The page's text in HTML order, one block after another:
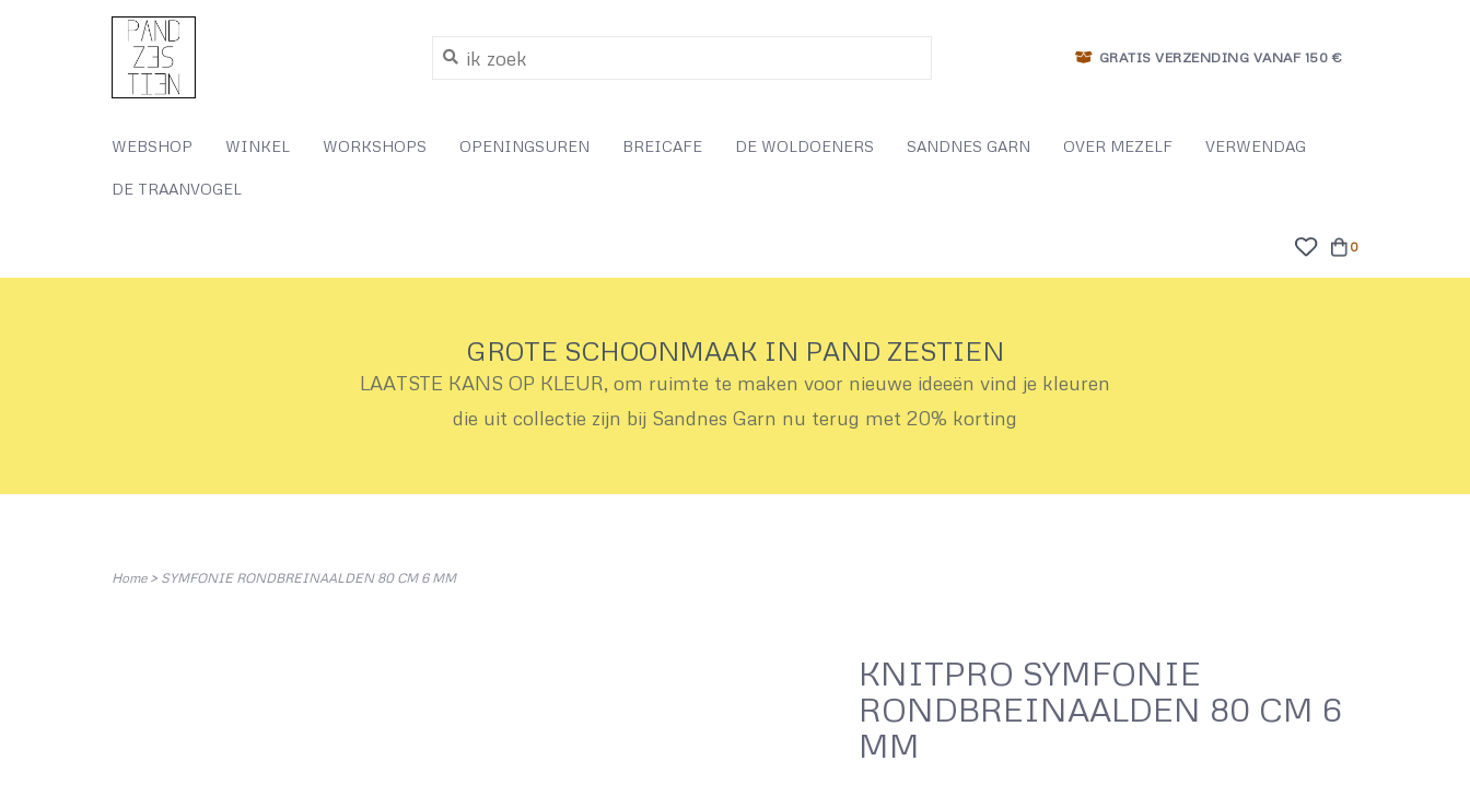
GRATIS VERZENDING VANAF 150 €
WEBSHOP WINKEL WORKSHOPS OPENINGSUREN BREICAFE DE WOLDOENERS SANDNES GARN OVER MEZELF VERWENDAG
DE TRAANVOGEL
0
GROTE SCHOONMAAK IN PAND ZESTIEN
LAATSTE KANS OP KLEUR, om ruimte te maken voor nieuwe ideeën vind je kleuren
die uit collectie zijn bij Sandnes Garn nu terug met 20% korting
Home> SYMFONIE RONDBREINAALDEN 80 CM 6 MM
KNITPRO SYMFONIE
RONDBREINAALDEN 80 CM 6
MM